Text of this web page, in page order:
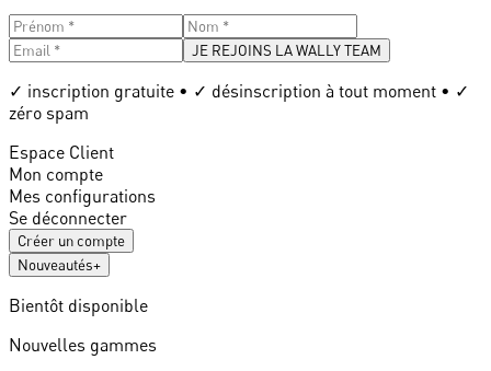
JE REJOINS LA WALLY TEAM
✓ inscription gratuite • ✓ désinscription à tout moment • ✓
zéro spam
Espace Client
Mon compte
Mes configurations
Se déconnecter
Créer un compte
Nouveautés+
Bientôt disponible
Nouvelles gammes